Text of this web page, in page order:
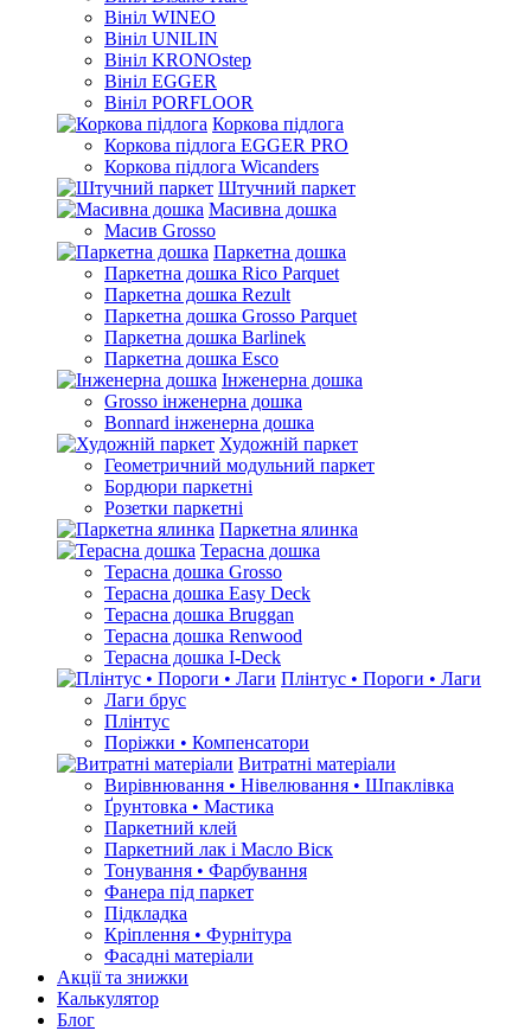
Вініл WINEO
Вініл UNILIN
Вініл KRONOstep
Вініл EGGER
Вініл PORFLOOR
Коркова підлога
Коркова підлога EGGER PRO
Коркова підлога Wicanders
Штучний паркет
Масивна дошка
Масив Grosso
Паркетна дошка
Паркетна дошка Rico Parquet
Паркетна дошка Rezult
Паркетна дошка Grosso Parquet
Паркетна дошка Barlinek
Паркетна дошка Esco
Інженерна дошка
Grosso інженерна дошка
Bonnard інженерна дошка
Художній паркет
Геометричний модульний паркет
Бордюри паркетні
Розетки паркетні
Паркетна ялинка
Терасна дошка
Терасна дошка Grosso
Терасна дошка Easy Deck
Терасна дошка Bruggan
Терасна дошка Renwood
Терасна дошка I-Deck
Плінтус • Пороги • Лаги
Лаги брус
Плінтус
Поріжки • Компенсатори
Витратні матеріали
Вирівнювання • Нівелювання • Шпаклівка
Ґрунтовкa • Мастика
Паркетний клей
Паркетний лак і Масло Віск
Тонування • Фарбування
Фанера під паркет
Підкладка
Кріплення • Фурнітура
Фасадні матеріали
Акції та знижки
Калькулятор
Блог